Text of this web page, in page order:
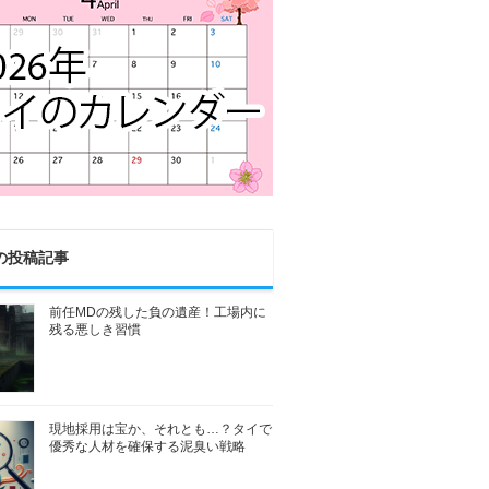
投稿記事
前任MDの残した負の遺産！工場内に
残る悪しき習慣
現地採用は宝か、それとも…？タイで
優秀な人材を確保する泥臭い戦略